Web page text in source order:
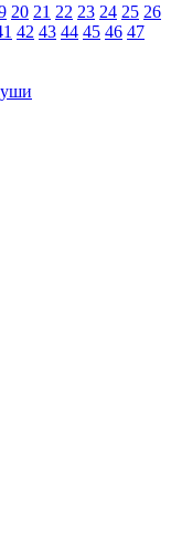
20 21 22 23 24 25 26
42 43 44 45 46 47